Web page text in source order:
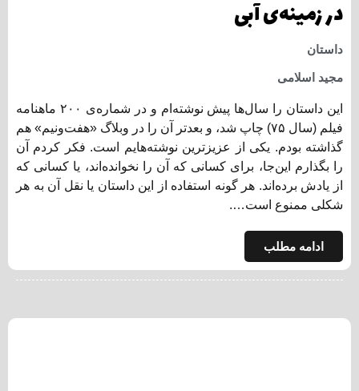
در زمینه‌ی آبی
داستان
مجید اسلامی
این داستان را سال‌ها پیش نوشته‌ام و در شماره‌ی ۲۰۰ ماهنامه
فیلم (سال ۷۵) چاپ شد، و بعدتر آن را در وبلاگ «هفت‌ونیم» هم
گذاشته بودم. یکی از عزیزترین نوشته‌هایم است. فکر کردم آن
را بگذارم این‌جا، برای کسانی که آن را نخوانده‌اند، یا کسانی که
از یادش برده‌اند. هر گونه استفاده از این داستان یا نقل آن به هر
شکلی ممنوع است….
ادامه مطلب